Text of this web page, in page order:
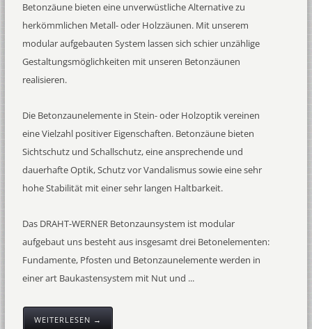
Betonzäune bieten eine unverwüstliche Alternative zu
herkömmlichen Metall- oder Holzzäunen. Mit unserem
modular aufgebauten System lassen sich schier unzählige
Gestaltungsmöglichkeiten mit unseren Betonzäunen
realisieren.
Die Betonzaunelemente in Stein- oder Holzoptik vereinen
eine Vielzahl positiver Eigenschaften. Betonzäune bieten
Sichtschutz und Schallschutz, eine ansprechende und
dauerhafte Optik, Schutz vor Vandalismus sowie eine sehr
hohe Stabilität mit einer sehr langen Haltbarkeit.
Das DRAHT-WERNER Betonzaunsystem ist modular
aufgebaut uns besteht aus insgesamt drei Betonelementen:
Fundamente, Pfosten und Betonzaunelemente werden in
einer art Baukastensystem mit Nut und ...
WEITERLESEN →